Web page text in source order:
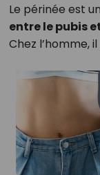
Le périnée est un
entre le pubis
Chez l’homme,